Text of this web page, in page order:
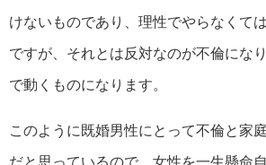
けないものであり、理性でやらなくて
ですが、それとは反対なのが不倫にな
で動くものになります。
このように既婚男性にとって不倫と家